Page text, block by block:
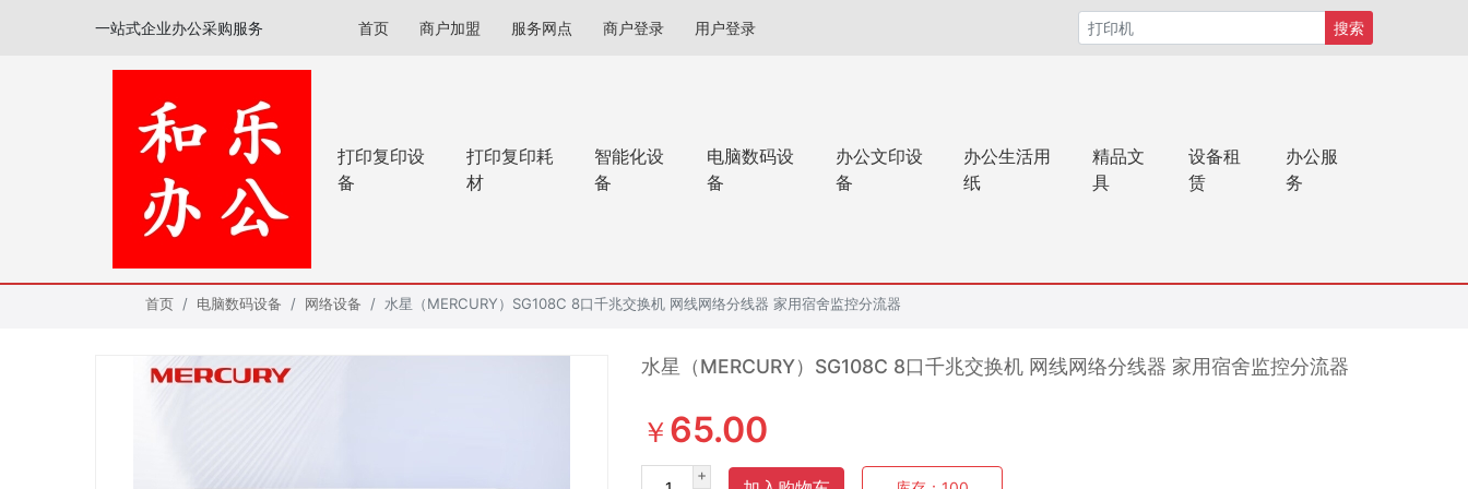
一站式企业办公采购服务 首页 商户加盟 服务网点 商户登录 用户登录 搜索
打印复印设
备
打印复印耗
材
智能化设
备
电脑数码设
备
办公文印设
备
办公生活用
纸
精品文
具
设备租
赁
办公服
务
首页 电脑数码设备 网络设备 水星（MERCURY）SG108C 8口千兆交换机 网线网络分线器 家用宿舍监控分流器
水星（MERCURY）SG108C 8口千兆交换机 网线网络分线器 家用宿舍监控分流器
￥ 65.00
+